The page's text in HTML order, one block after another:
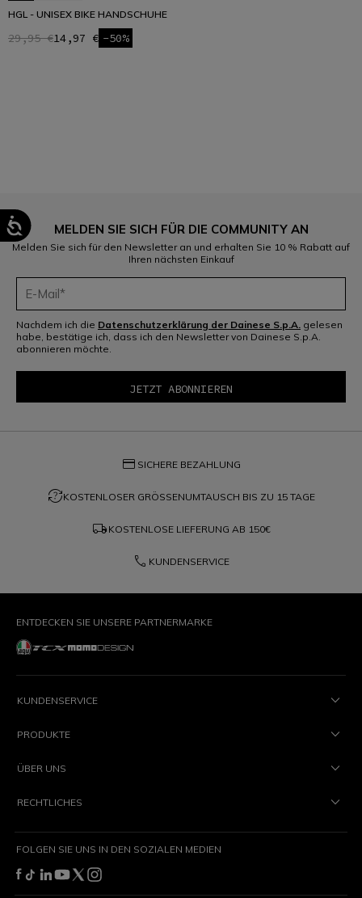
HGL - UNISEX BIKE HANDSCHUHE
29,95 €14,97 € -50%
MELDEN SIE SICH FÜR DIE COMMUNITY AN
Melden Sie sich für den Newsletter an und erhalten Sie 10 % Rabatt auf
Ihren nächsten Einkauf
Nachdem ich die Datenschutzerklärung der Dainese S.p.A. gelesen
habe, bestätige ich, dass ich den Newsletter von Dainese S.p.A.
abonnieren möchte.
credit_card SICHERE BEZAHLUNG
question_exchangeKOSTENLOSER GRÖSSENUMTAUSCH BIS ZU 15 TAGE
local_shipping KOSTENLOSE LIEFERUNG AB 150€
phone KUNDENSERVICE
ENTDECKEN SIE UNSERE PARTNERMARKE
KUNDENSERVICE
PRODUKTE
ÜBER UNS
RECHTLICHES
FOLGEN SIE UNS IN DEN SOZIALEN MEDIEN